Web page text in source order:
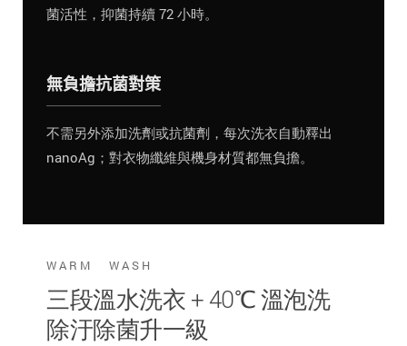
菌活性，抑菌持續 72 小時。
無負擔抗菌對策
不需另外添加洗劑或抗菌劑，每次洗衣自動釋出
nanoAg；對衣物纖維與機身材質都無負擔。
WARM WASH
三段溫水洗衣 + 40℃ 溫泡洗
除汙除菌升一級